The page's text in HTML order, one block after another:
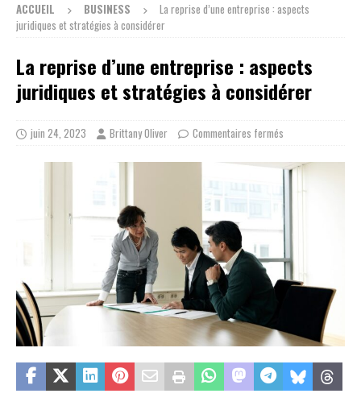
ACCUEIL BUSINESS
La reprise d’une entreprise : aspects
juridiques et stratégies à considérer
La reprise d’une entreprise : aspects
juridiques et stratégies à considérer
juin 24, 2023 Brittany Oliver Commentaires fermés